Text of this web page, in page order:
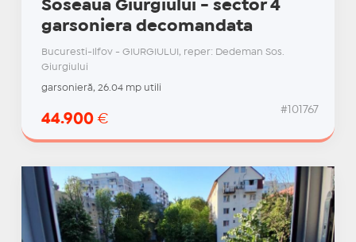
Soseaua Giurgiului - sector 4
garsoniera decomandata
Bucuresti-Ilfov - GIURGIULUI, reper: Dedeman Sos.
Giurgiului
garsonieră, 26.04 mp utili
44.900 €
#101767